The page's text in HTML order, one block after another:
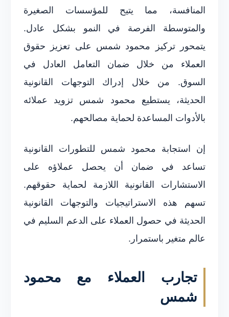
المنافسة، مما يتيح للمؤسسات الصغيرة
والمتوسطة الفرصة في النمو بشكل عادل.
يتمحور تركيز محمود شمس على تعزيز حقوق
العملاء من خلال ضمان التعامل العادل في
السوق. من خلال إدراك التوجهات القانونية
الحديثة، يستطيع محمود شمس تزويد عملائه
بالأدوات المساعدة لحماية مصالحهم.
إن استجابة محمود شمس للتطورات القانونية
تساعد في ضمان أن يحصل عملاؤه على
الاستشارات القانونية اللازمة لحماية حقوقهم.
تسهم هذه الاستراتيجيات والتوجهات القانونية
الحديثة في حصول العملاء على الدعم السليم في
عالم متغير باستمرار.
تجارب العملاء مع محمود
شمس